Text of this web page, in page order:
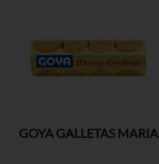
GOYA GALLETAS MARIA